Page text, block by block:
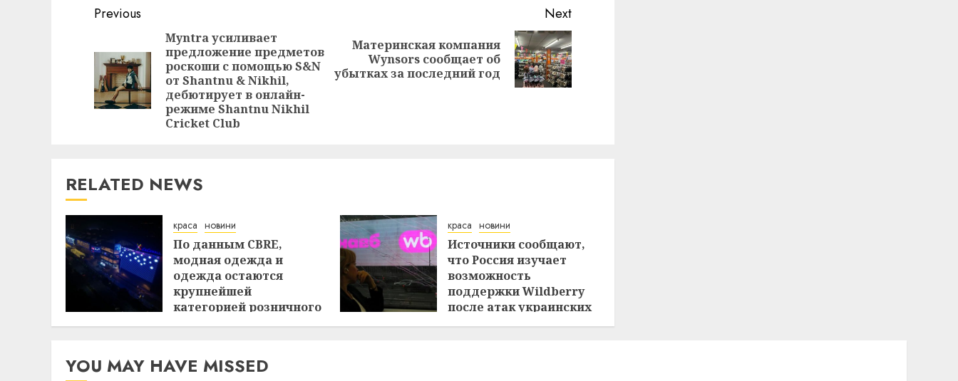
Continue
Reading
Previous
Previous
Myntra усиливает
предложение предметов
роскоши с помощью S&N
от Shantnu & Nikhil,
дебютирует в онлайн-
режиме Shantnu Nikhil
Cricket Club
Next
Next
post:
Материнская компания
Wynsors сообщает об
убытках за последний год
RELATED NEWS
краса новини
По данным CBRE,
модная одежда и
одежда остаются
крупнейшей
категорией розничного
лизинга в Индии в
29.07.2026
краса новини
Источники сообщают,
что Россия изучает
возможность
поддержки Wildberry
после атак украинских
дронов
YOU MAY HAVE MISSED